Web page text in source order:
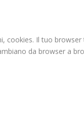
cookies. Il tuo
da browser a